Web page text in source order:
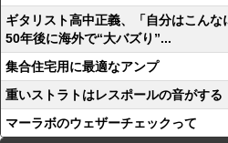
ギタリスト高中正義、「自分はこん
50年後に海外で“大バズり”...
集合住宅用に最適なアンプ
重いストラトはレスポールの音がする
マーラボのウェザーチェックって